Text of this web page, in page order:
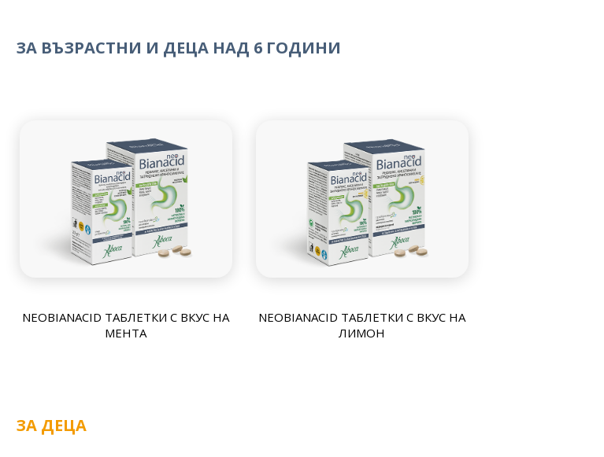
ЗА ВЪЗРАСТНИ И ДЕЦА НАД 6 ГОДИНИ
NEOBIANACID ТАБЛЕТКИ С ВКУС НА
МЕНТА
NEOBIANACID ТАБЛЕТКИ С ВКУС НА
ЛИМОН
ЗА ДЕЦА